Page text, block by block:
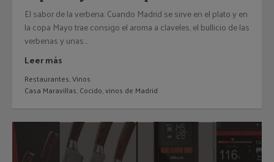
El sabor de la verbena: Cuando Madrid se sirve en el plato y en
la copa Mayo trae consigo el aroma a claveles, el bullicio de las
verbenas y unas...
Leer más
Restaurantes,Vinos
Casa Maravillas,Cocido,vinos de Madrid